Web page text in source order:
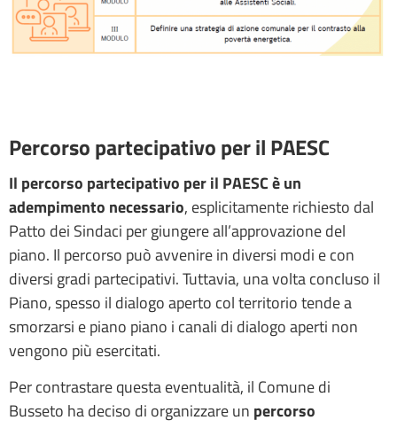
Percorso partecipativo per il PAESC
Il percorso partecipativo per il PAESC è un
adempimento necessario, esplicitamente richiesto dal
Patto dei Sindaci per giungere all’approvazione del
piano. Il percorso può avvenire in diversi modi e con
diversi gradi partecipativi. Tuttavia, una volta concluso il
Piano, spesso il dialogo aperto col territorio tende a
smorzarsi e piano piano i canali di dialogo aperti non
vengono più esercitati.
Per contrastare questa eventualità, il Comune di
Busseto ha deciso di organizzare un percorso